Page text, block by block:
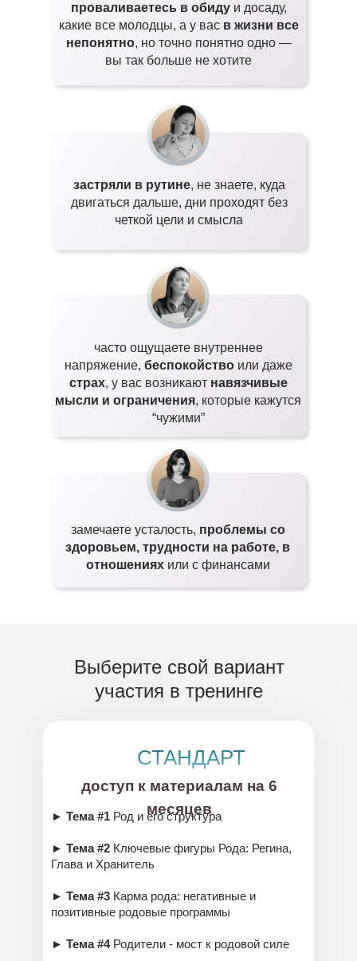
проваливаетесь в обидуи досаду,
какие все молодцы, а у вас в жизни все
непонятно, но точно понятно одно —
вы так больше не хотите
застряли в рутине, не знаете, куда
двигаться дальше, дни проходят без
четкой цели и смысла
часто ощущаете внутреннее
напряжение, беспокойство или даже
страх, у вас возникают навязчивые
мысли и ограничения, которые кажутся
“чужими”
замечаете усталость, проблемы со
здоровьем, трудности на работе, в
отношенияхили с финансами
► Тема #1 Род и его структура
► Тема #2 Ключевые фигуры Рода: Регина,
Глава и Хранитель
► Тема #3 Карма рода: негативные и
позитивные родовые программы
► Тема #4Родители - мост к родовой силе
Выберите свой вариант
участия в тренинге
СТАНДАРТ
доступ к материалам на 6
месяцев